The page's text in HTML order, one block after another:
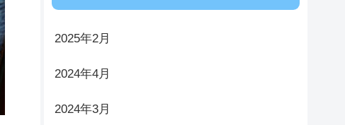
2025年2月
2024年4月
2024年3月